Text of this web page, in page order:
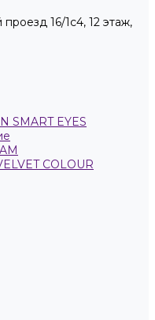
16/1с4, 12 этаж,
SMART EYES
COLOUR